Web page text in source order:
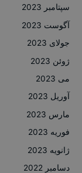
سپتامبر 2023
آگوست 2023
جولای 2023
ژوئن 2023
می 2023
آوریل 2023
مارس 2023
فوریه 2023
ژانویه 2023
دسامبر 2022